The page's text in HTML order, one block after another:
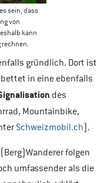
sein, dass
von
kann
gründlich. Dort ist
in eine ebenfalls
des
Mountainbike,
Schweizmobil.ch).
folgen
umfassender als die